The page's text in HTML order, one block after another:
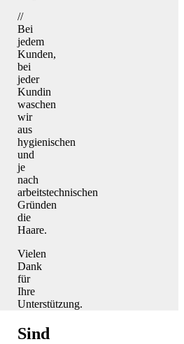
//
Bei
jedem
Kunden,
bei
jeder
Kundin
waschen
wir
aus
hygienischen
und
je
nach
arbeitstechnischen
Gründen
die
Haare.
Vielen
Dank
für
Ihre
Unterstützung.
Sind